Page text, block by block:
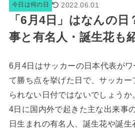
今日は何の日 2022.06.01
「6月4日」はなんの
事と有名人・誕生花も
6月4日はサッカーの日本代表が
て勝ち点を挙げた日で、サッカ
られない日付ではないでしょうか
4日に国内外で起きた主な出来事
日生まれの有名人、誕生花や誕生